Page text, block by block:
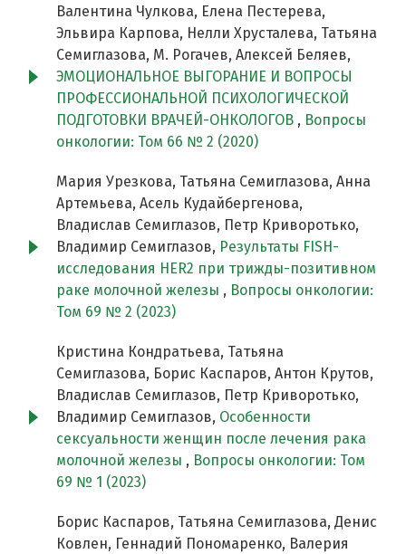
Валентина Чулкова, Елена Пестерева,
Эльвира Карпова, Нелли Хрусталева, Татьяна
Семиглазова, М. Рогачев, Алексей Беляев,
ЭМОЦИОНАЛЬНОЕ ВЫГОРАНИЕ И ВОПРОСЫ
ПРОФЕССИОНАЛЬНОЙ ПСИХОЛОГИЧЕСКОЙ
ПОДГОТОВКИ ВРАЧЕЙ-ОНКОЛОГОВ , Вопросы
онкологии: Том 66 № 2 (2020)
Мария Урезкова, Татьяна Семиглазова, Анна
Артемьева, Асель Кудайбергенова,
Владислав Семиглазов, Петр Криворотько,
Владимир Семиглазов, Результаты FISH-
исследования HER2 при трижды-позитивном
раке молочной железы , Вопросы онкологии:
Том 69 № 2 (2023)
Кристина Кондратьева, Татьяна
Семиглазова, Борис Каспаров, Антон Крутов,
Владислав Семиглазов, Петр Криворотько,
Владимир Семиглазов, Особенности
сексуальности женщин после лечения рака
молочной железы , Вопросы онкологии: Том
69 № 1 (2023)
Борис Каспаров, Татьяна Семиглазова, Денис
Ковлен, Геннадий Пономаренко, Валерия